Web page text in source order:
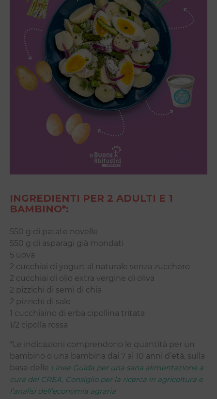
INGREDIENTI PER 2 ADULTI E 1
BAMBINO*:
550 g di patate novelle
550 g di asparagi già mondati
5 uova
2 cucchiai di yogurt al naturale senza zucchero
2 cucchiai di olio extra vergine di oliva
2 pizzichi di semi di chia
2 pizzichi di sale
1 cucchiaino di erba cipollina tritata
1/2 cipolla rossa
*Le indicazioni comprendono le quantità per un
bambino o una bambina dai 7 ai 10 anni d’età, sulla
base delle Linee Guida per una sana alimentazione a
cura del CREA, Consiglio per la ricerca in agricoltura e
l’analisi dell’economia agraria